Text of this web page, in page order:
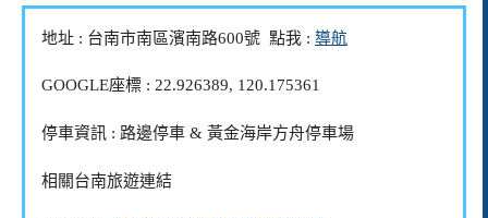
地址 : 台南市南區濱南路600號 點我 : 導航
GOOGLE座標 : 22.926389, 120.175361
停車資訊 : 路邊停車 & 黃金海岸方舟停車場
相關台南旅遊連結